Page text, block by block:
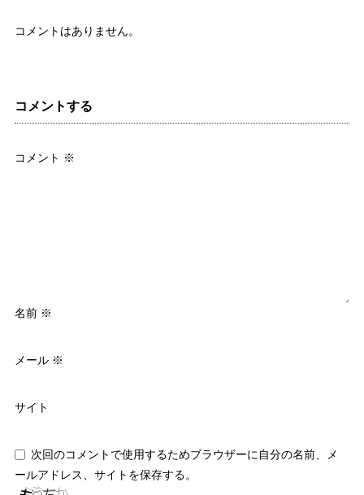
コメントはありません。
コメントする
コメント ※
名前 ※
メール ※
サイト
次回のコメントで使用するためブラウザーに自分の名前、メ
ールアドレス、サイトを保存する。